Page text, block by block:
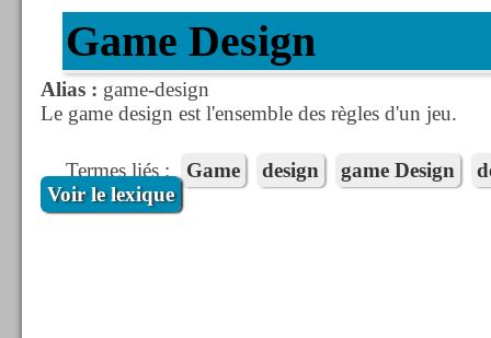
Game Design
Alias : game-design
Le game design est l'ensemble des règles d'un jeu.
Termes liés : Game Design Game Design
Voir le lexique